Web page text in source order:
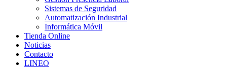
Sistemas de Seguridad
Automatización Industrial
Informática Móvil
Tienda Online
Noticias
Contacto
LINEO